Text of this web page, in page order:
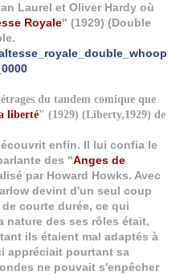
Laurel et Oliver Hardy où
Royale" (1929) (Double
du tandem comique que
liberté" (1929) (Liberty,1929) de
enfin. Il lui confia le
des "Anges de
par Howard Howks. Avec
devint d'un seul coup
courte durée, ce qui
nature des ses rôles était,
ils étaient mal adaptés à
appréciait pourtant sa
ne pouvait s'enpêcher